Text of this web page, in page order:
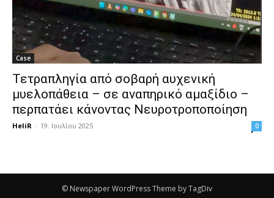
Case
Τετραπληγία από σοβαρή αυχενική
μυελοπάθεια – σε αναπηρικό αμαξίδιο –
περπατάει κάνοντας Νευροτροποποίηση
HeliR - 19. Ιουλίου 2025 0
© Newspaper WordPress Theme by TagDiv